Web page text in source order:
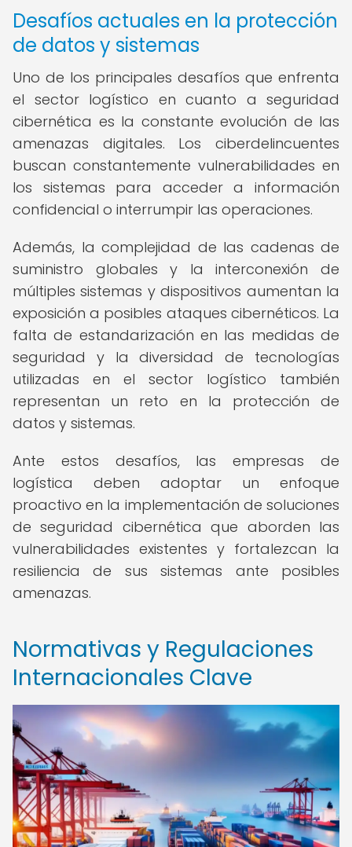
Desafíos actuales en la protección
de datos y sistemas
Uno de los principales desafíos que enfrenta
el sector logístico en cuanto a seguridad
cibernética es la constante evolución de las
amenazas digitales. Los ciberdelincuentes
buscan constantemente vulnerabilidades en
los sistemas para acceder a información
confidencial o interrumpir las operaciones.
Además, la complejidad de las cadenas de
suministro globales y la interconexión de
múltiples sistemas y dispositivos aumentan la
exposición a posibles ataques cibernéticos. La
falta de estandarización en las medidas de
seguridad y la diversidad de tecnologías
utilizadas en el sector logístico también
representan un reto en la protección de
datos y sistemas.
Ante estos desafíos, las empresas de
logística deben adoptar un enfoque
proactivo en la implementación de soluciones
de seguridad cibernética que aborden las
vulnerabilidades existentes y fortalezcan la
resiliencia de sus sistemas ante posibles
amenazas.
Normativas y Regulaciones
Internacionales Clave